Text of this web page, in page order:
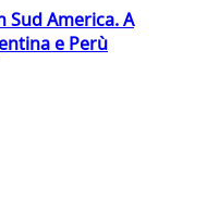
Sud America. A
e Perù